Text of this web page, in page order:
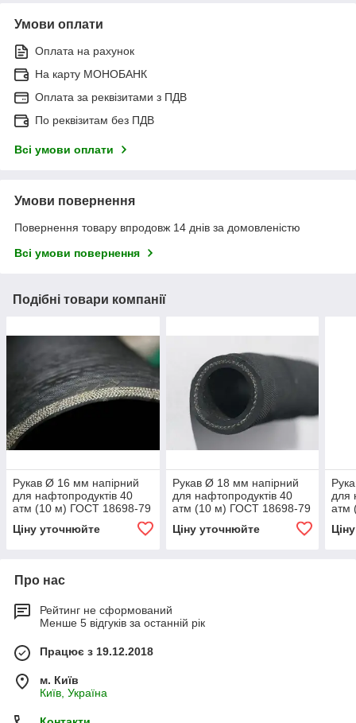
Умови оплати
Оплата на рахунок
На карту МОНОБАНК
Оплата за реквізитами з ПДВ
По реквізитам без ПДВ
Всі умови оплати
Умови повернення
Повернення товару впродовж 14 днів за домовленістю
Всі умови повернення
Подібні товари компанії
Рукав Ø 16 мм напірний
для нафтопродуктів 40
атм (10 м) ГОСТ 18698-79
Ціну уточнюйте
Рукав Ø 18 мм напірний
для нафтопродуктів 40
атм (10 м) ГОСТ 18698-79
Ціну уточнюйте
для
атм
Про нас
Рейтинг не сформований
Менше 5 відгуків за останній рік
Працює з 19.12.2018
м. Київ
Київ, Україна